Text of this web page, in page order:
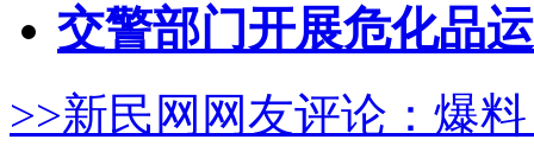
交警部门开展危化品
>>新民网网友评论： 爆